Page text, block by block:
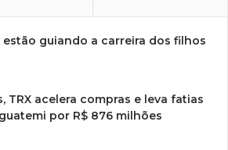
estão guiando a carreira dos filhos
TRX acelera compras e leva fatias
por R$ 876 milhões